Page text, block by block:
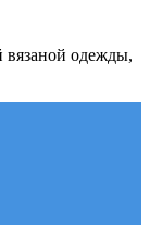
одежды,